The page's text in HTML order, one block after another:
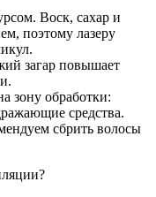
Воск, сахар и
поэтому лазеру
загар повышает
зону обработки:
средства.
сбрить волосы